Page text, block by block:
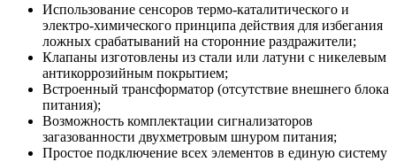
Использование сенсоров термо-каталитического и
электро-химического принципа действия для избегания
ложных срабатываний на сторонние раздражители;
Клапаны изготовлены из стали или латуни с никелевым
антикоррозийным покрытием;
Встроенный трансформатор (отсутствие внешнего блока
питания);
Возможность комплектации сигнализаторов
загазованности двухметровым шнуром питания;
Простое подключение всех элементов в единую систему